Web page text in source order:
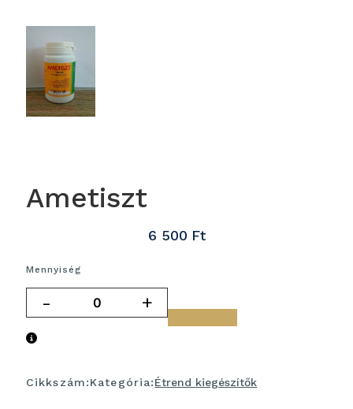
Ametiszt
6 500 Ft
Mennyiség
- +
Cikkszám:Kategória:Étrend kiegészítők